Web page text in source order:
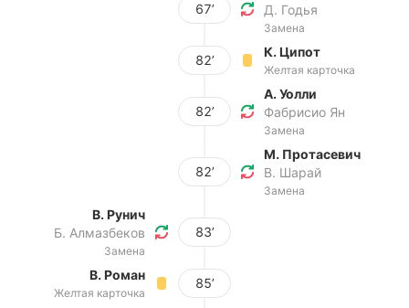
67’
Д. Годья
Замена
82’
К. Ципот
Желтая карточка
82’
А. Уолли
Фабрисио Ян
Замена
82’
М. Протасевич
В. Шарай
Замена
В. Рунич
Б. Алмазбеков
Замена
83’
В. Роман
Желтая карточка
85’